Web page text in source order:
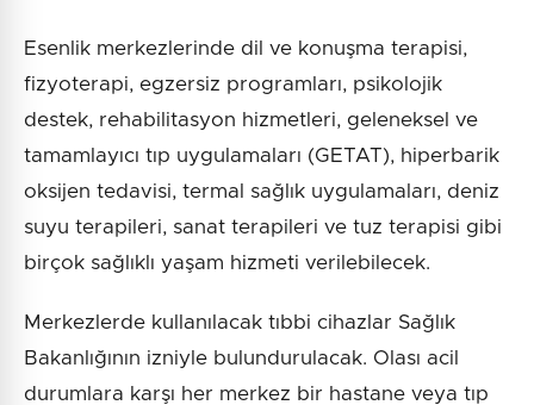
Esenlik merkezlerinde dil ve konuşma terapisi,
fizyoterapi, egzersiz programları, psikolojik
destek, rehabilitasyon hizmetleri, geleneksel ve
tamamlayıcı tıp uygulamaları (GETAT), hiperbarik
oksijen tedavisi, termal sağlık uygulamaları, deniz
suyu terapileri, sanat terapileri ve tuz terapisi gibi
birçok sağlıklı yaşam hizmeti verilebilecek.
Merkezlerde kullanılacak tıbbi cihazlar Sağlık
Bakanlığının izniyle bulundurulacak. Olası acil
durumlara karşı her merkez bir hastane veya tıp